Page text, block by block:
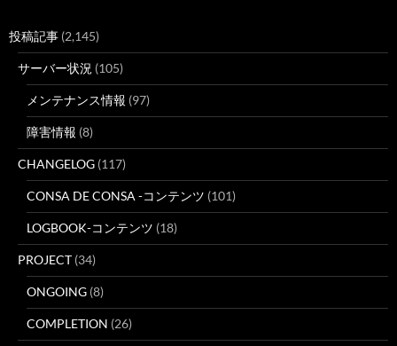
投稿記事 (2,145)
サーバー状況 (105)
メンテナンス情報 (97)
障害情報 (8)
CHANGELOG (117)
CONSA DE CONSA -コンテンツ (101)
LOGBOOK-コンテンツ (18)
PROJECT (34)
ONGOING (8)
COMPLETION (26)